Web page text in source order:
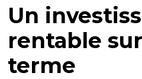
Un
rentable
terme